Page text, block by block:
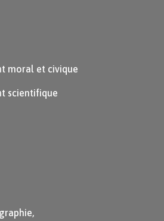
le pouvoir appartient à
élus par les citoyens.
une république.
du pouvoir est détenu par les
moral et civique
scientifique